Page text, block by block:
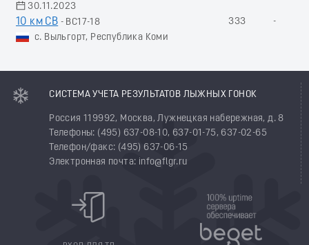
30.11.2023
10 км СВ - ВС17-18
с. Выльгорт, Республика Коми
333 -
СИСТЕМА УЧЕТА РЕЗУЛЬТАТОВ ЛЫЖНЫХ ГОНОК
Россия 119992, Москва, Лужнецкая набережная, д. 8
Телефоны: (495) 637-08-10, 637-01-75, 637-02-65
Телефон/факс: (495) 637-06-15
Электронная почта: info@flgr.ru